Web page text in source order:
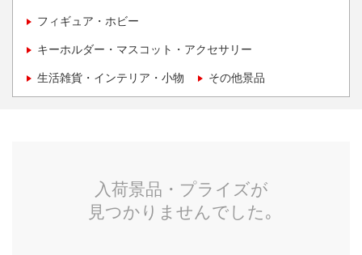
フィギュア・ホビー
キーホルダー・マスコット・アクセサリー
生活雑貨・インテリア・小物 その他景品